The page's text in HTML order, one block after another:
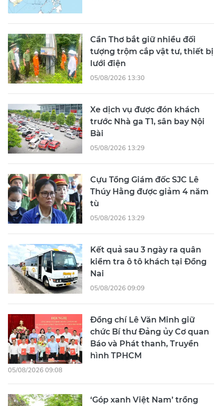
Cần Thơ bắt giữ nhiều đối
tượng trộm cắp vật tư, thiết bị
lưới điện
05/08/2026 13:30
Xe dịch vụ được đón khách
trước Nhà ga T1, sân bay Nội
Bài
05/08/2026 13:29
Cựu Tổng Giám đốc SJC Lê
Thúy Hằng được giảm 4 năm
tù
05/08/2026 13:29
Kết quả sau 3 ngày ra quân
kiểm tra ô tô khách tại Đồng
Nai
05/08/2026 09:09
Đồng chí Lê Văn Minh giữ
chức Bí thư Đảng ủy Cơ quan
Báo và Phát thanh, Truyền
hình TPHCM
05/08/2026 09:08
‘Góp xanh Việt Nam’ trồng